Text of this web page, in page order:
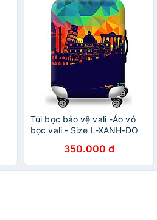
Túi bọc bảo vệ vali -Áo vỏ
bọc vali - Size L-XANH-DO
350.000 đ